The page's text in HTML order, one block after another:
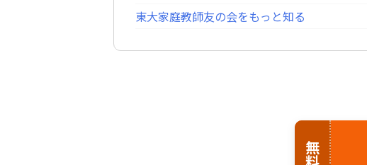
東大家庭教師友の会をもっと知る
無料